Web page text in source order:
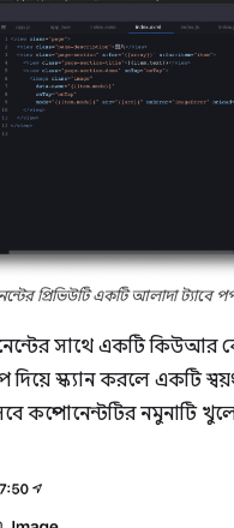
প্রিভিউটি একটি আলাদা
সাথে একটি কিউআর
স্ক্যান করলে একটি
কম্পোনেন্টটির নমুনাটি